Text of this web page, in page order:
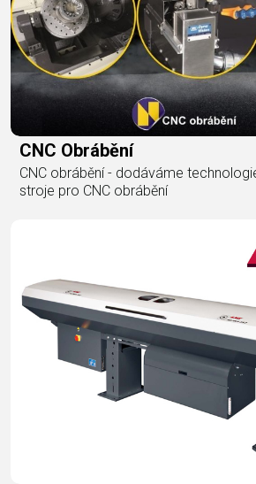
CNC Obrábění
CNC obrábění - dodáváme
stroje pro CNC obrábění